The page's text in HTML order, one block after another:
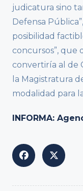
judicatura sino
Defensa
posibilidad
concursos”, que
convertiría al de
la Magistratura
modalidad para
INFORMA: